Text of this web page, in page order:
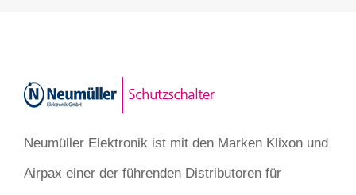
Neumüller Elektronik ist mit den Marken Klixon und
Airpax einer der führenden Distributoren für